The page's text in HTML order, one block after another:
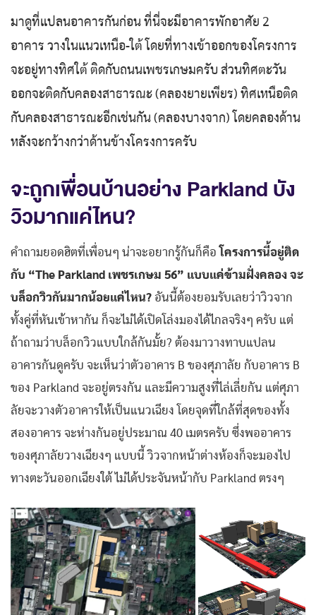
มาดูที่แปลนอาคารกันก่อน ที่นี่จะมีอาคารพักอาศัย 2
อาคาร วางในแนวเหนือ-ใต้ โดยที่ทางเข้าออกของโครงการ
จะอยู่ทางทิศใต้ ติดกับถนนเพชรเกษมครับ ส่วนทิศตะวัน
ออกจะติดกับคลองสาธารณะ (คลองยายเพียร) ทิศเหนือติด
กับคลองสาธารณะอีกเช่นกัน (คลองบางจาก) โดยคลองด้าน
หลังจะกว้างกว่าด้านข้างโครงการครับ
จะถูกเพื่อนบ้านอย่าง Parkland บัง
วิวมากแค่ไหน?
คำถามยอดฮิตที่เพื่อนๆ น่าจะอยากรู้กันก็คือ โครงการนี้อยู่ติด
กับ “The Parkland เพชรเกษม 56” แบบแค่ข้ามฝั่งคลอง จะ
บล็อกวิวกันมากน้อยแค่ไหน? อันนี้ต้องยอมรับเลยว่าวิวจาก
ทั้งคู่ที่หันเข้าหากัน ก็จะไม่ได้เปิดโล่งมองได้ไกลจริงๆ ครับ แต่
ถ้าถามว่าบล็อกวิวแบบใกล้กันมั้ย? ต้องมาวางทาบแปลน
อาคารกันดูครับ จะเห็นว่าตัวอาคาร B ของศุภาลัย กับอาคาร B
ของ Parkland จะอยู่ตรงกัน และมีความสูงที่ไล่เลี่ยกัน แต่ศุภา
ลัยจะวางตัวอาคารให้เป็นแนวเฉียง โดยจุดที่ใกล้ที่สุดของทั้ง
สองอาคาร จะห่างกันอยู่ประมาณ 40 เมตรครับ ซึ่งพออาคาร
ของศุภาลัยวางเฉียงๆ แบบนี้ วิวจากหน้าต่างห้องก็จะมองไป
ทางตะวันออกเฉียงใต้ ไม่ได้ประจันหน้ากับ Parkland ตรงๆ